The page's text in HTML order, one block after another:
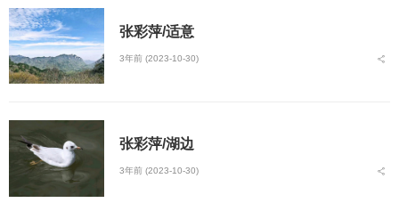
张彩萍/适意
3年前 (2023-10-30)
张彩萍/湖边
3年前 (2023-10-30)